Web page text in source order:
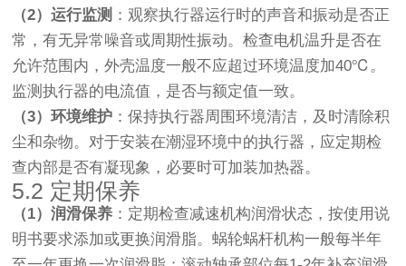
（2）运行监测 ：观察执行器运行时的声音和振动是否正
常，有无异常噪音或周期性振动。检查电机温升是否在
允许范围内，外壳温度一般不应超过环境温度加40℃。
监测执行器的电流值，是否与额定值一致。
（3）环境维护 ：保持执行器周围环境清洁，及时清除积
尘和杂物。对于安装在潮湿环境中的执行器，应定期检
查内部是否有凝现象，必要时可加装加热器。
5.2 定期保养
（1）润滑保养 ：定期检查减速机构润滑状态，按使用说
明书要求添加或更换润滑脂。蜗轮蜗杆机构一般每半年